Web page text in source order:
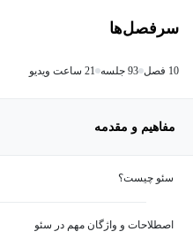
سرفصل‌ها
10 فصل 93 جلسه 21 ساعت ویدیو
مفاهیم و مقدمه
سئو چیست؟
اصطلاحات و واژگان مهم در سئو